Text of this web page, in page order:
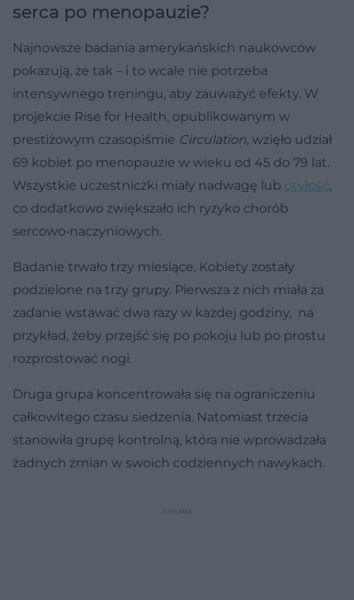
serca po menopauzie?
Najnowsze badania amerykańskich naukowców
pokazują, że tak – i to wcale nie potrzeba
intensywnego treningu, aby zauważyć efekty. W
projekcie Rise for Health, opublikowanym w
prestiżowym czasopiśmie Circulation, wzięło udział
69 kobiet po menopauzie w wieku od 45 do 79 lat.
Wszystkie uczestniczki miały nadwagę lub otyłość,
co dodatkowo zwiększało ich ryzyko chorób
sercowo‑naczyniowych.
Badanie trwało trzy miesiące. Kobiety zostały
podzielone na trzy grupy. Pierwsza z nich miała za
zadanie wstawać dwa razy w każdej godziny, na
przykład, żeby przejść się po pokoju lub po prostu
rozprostować nogi.
Druga grupa koncentrowała się na ograniczeniu
całkowitego czasu siedzenia. Natomiast trzecia
stanowiła grupę kontrolną, która nie wprowadzała
żadnych zmian w swoich codziennych nawykach.